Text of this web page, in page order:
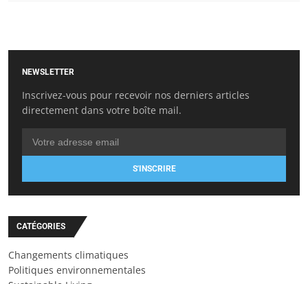
NEWSLETTER
Inscrivez-vous pour recevoir nos derniers articles
directement dans votre boîte mail.
S'INSCRIRE
CATÉGORIES
Changements climatiques
Politiques environnementales